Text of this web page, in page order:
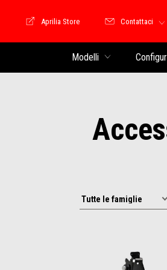
Moto Guzzi Store
Aprilia Store Contattaci
Modelli